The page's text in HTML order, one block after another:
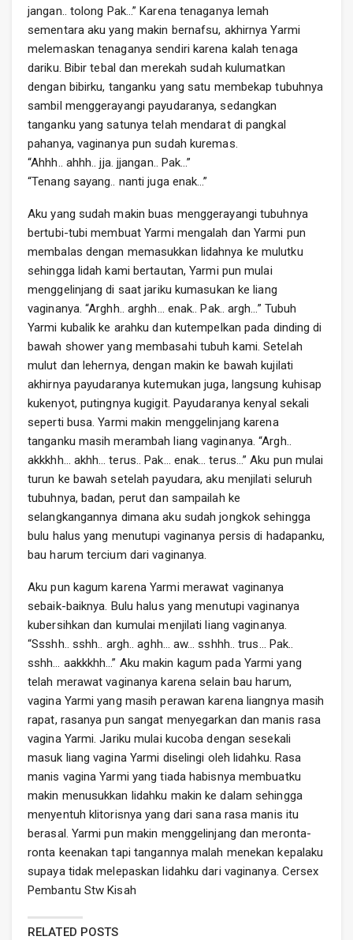
jangan.. tolong Pak…” Karena tenaganya lemah
sementara aku yang makin bernafsu, akhirnya Yarmi
melemaskan tenaganya sendiri karena kalah tenaga
dariku. Bibir tebal dan merekah sudah kulumatkan
dengan bibirku, tanganku yang satu membekap tubuhnya
sambil menggerayangi payudaranya, sedangkan
tanganku yang satunya telah mendarat di pangkal
pahanya, vaginanya pun sudah kuremas.
“Ahhh.. ahhh.. jja. jjangan.. Pak…”
“Tenang sayang.. nanti juga enak…”
Aku yang sudah makin buas menggerayangi tubuhnya
bertubi-tubi membuat Yarmi mengalah dan Yarmi pun
membalas dengan memasukkan lidahnya ke mulutku
sehingga lidah kami bertautan, Yarmi pun mulai
menggelinjang di saat jariku kumasukan ke liang
vaginanya. “Arghh.. arghh… enak.. Pak.. argh…” Tubuh
Yarmi kubalik ke arahku dan kutempelkan pada dinding di
bawah shower yang membasahi tubuh kami. Setelah
mulut dan lehernya, dengan makin ke bawah kujilati
akhirnya payudaranya kutemukan juga, langsung kuhisap
kukenyot, putingnya kugigit. Payudaranya kenyal sekali
seperti busa. Yarmi makin menggelinjang karena
tanganku masih merambah liang vaginanya. “Argh..
akkkhh… akhh… terus.. Pak… enak… terus…” Aku pun mulai
turun ke bawah setelah payudara, aku menjilati seluruh
tubuhnya, badan, perut dan sampailah ke
selangkangannya dimana aku sudah jongkok sehingga
bulu halus yang menutupi vaginanya persis di hadapanku,
bau harum tercium dari vaginanya.
Aku pun kagum karena Yarmi merawat vaginanya
sebaik-baiknya. Bulu halus yang menutupi vaginanya
kubersihkan dan kumulai menjilati liang vaginanya.
“Ssshh.. sshh.. argh.. aghh… aw… sshhh.. trus… Pak..
sshh… aakkkhh…” Aku makin kagum pada Yarmi yang
telah merawat vaginanya karena selain bau harum,
vagina Yarmi yang masih perawan karena liangnya masih
rapat, rasanya pun sangat menyegarkan dan manis rasa
vagina Yarmi. Jariku mulai kucoba dengan sesekali
masuk liang vagina Yarmi diselingi oleh lidahku. Rasa
manis vagina Yarmi yang tiada habisnya membuatku
makin menusukkan lidahku makin ke dalam sehingga
menyentuh klitorisnya yang dari sana rasa manis itu
berasal. Yarmi pun makin menggelinjang dan meronta-
ronta keenakan tapi tangannya malah menekan kepalaku
supaya tidak melepaskan lidahku dari vaginanya. Cersex
Pembantu Stw Kisah
RELATED POSTS